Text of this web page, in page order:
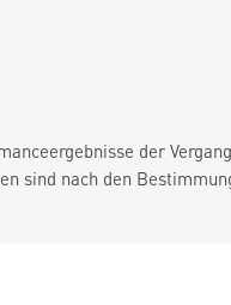
der
sind nach den